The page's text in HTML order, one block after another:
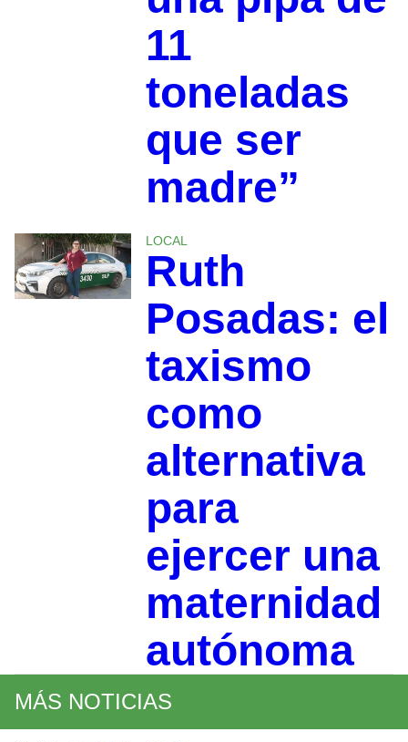
11
toneladas
que ser
madre”
LOCAL
Ruth
Posadas: el
taxismo
como
alternativa
para
ejercer una
maternidad
autónoma
MÁS NOTICIAS